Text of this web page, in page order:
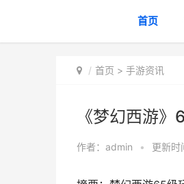
首页
首页 > 手游资讯
《梦幻西游
作者： admin • 更新